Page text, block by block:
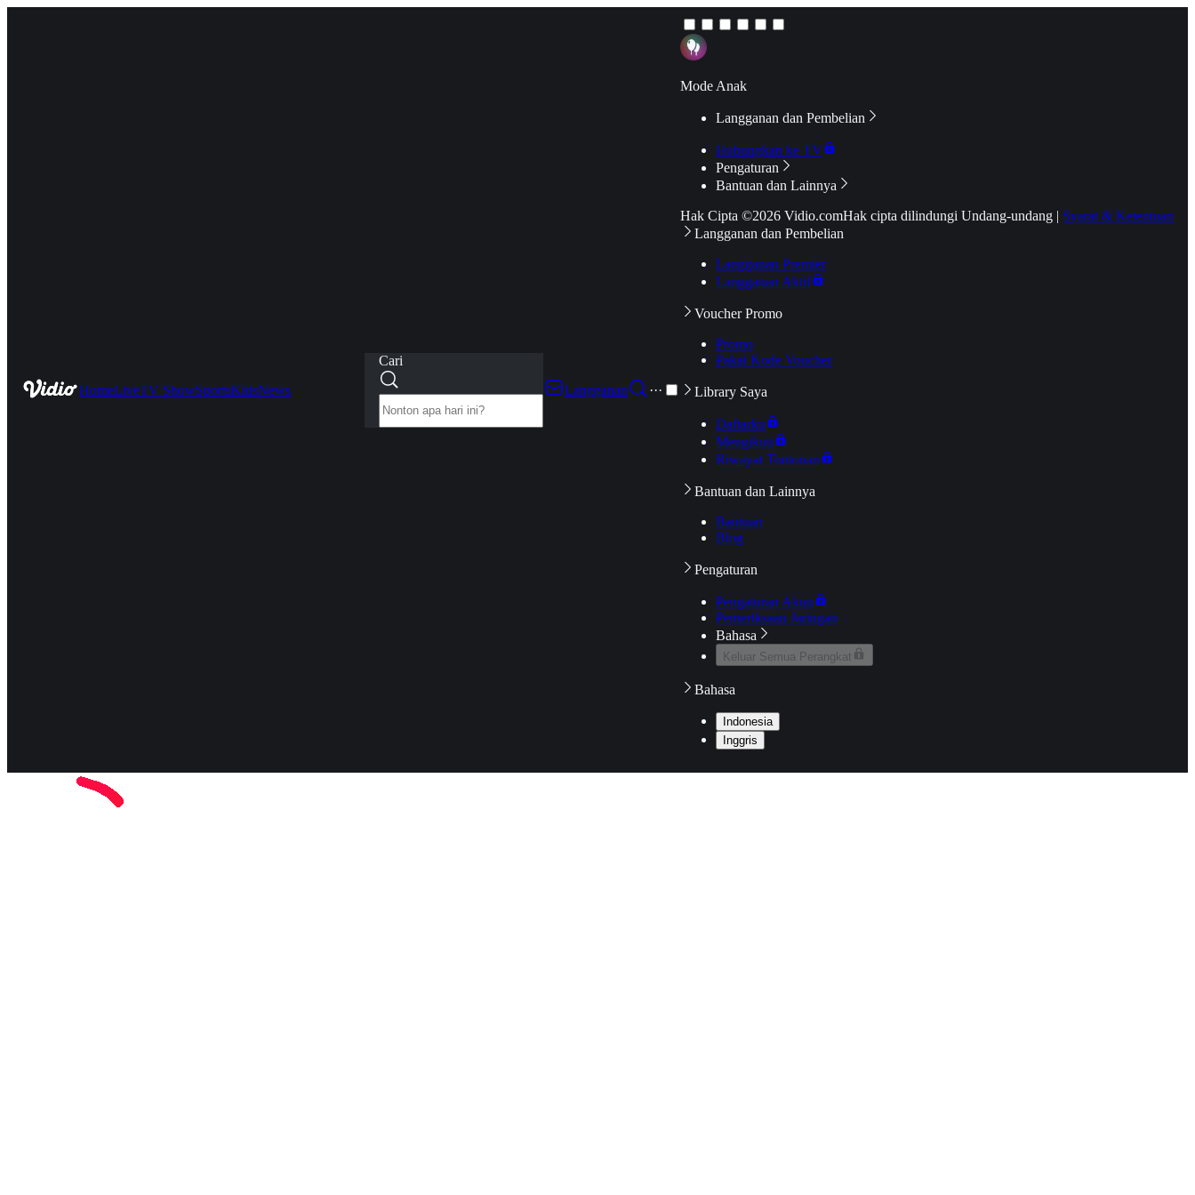
HomeLiveTV ShowSportsKidsNews
Cari
Langganan
···
Mode Anak
Langganan dan Pembelian
Hubungkan ke TV
Pengaturan
Bantuan dan Lainnya
Hak Cipta ©2026 Vidio.comHak cipta dilindungi Undang-undang | Syarat & Ketentuan
Langganan dan Pembelian
Langganan Premier
Langganan Aktif
Voucher Promo
Promo
Pakai Kode Voucher
Library Saya
Daftarku
Mengikuti
Riwayat Tontonan
Bantuan dan Lainnya
Bantuan
Blog
Pengaturan
Pengaturan Akun
Pemeriksaan Jaringan
Bahasa
Keluar Semua Perangkat
Bahasa
Indonesia
Inggris